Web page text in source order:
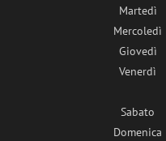
Martedì
Mercoledì
Giovedì
Venerdì
Sabato
Domenica